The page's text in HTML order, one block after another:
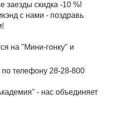
заезды скидка -10 %!
с нами - поздравь
на "Мини-гонку" и
телефону 28-28-800
- нас объединяет